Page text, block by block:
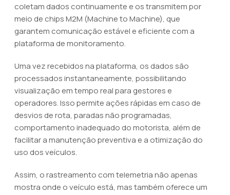
coletam dados continuamente e os transmitem por
meio de chips M2M (Machine to Machine), que
garantem comunicação estável e eficiente com a
plataforma de monitoramento.
Uma vez recebidos na plataforma, os dados são
processados instantaneamente, possibilitando
visualização em tempo real para gestores e
operadores. Isso permite ações rápidas em caso de
desvios de rota, paradas não programadas,
comportamento inadequado do motorista, além de
facilitar a manutenção preventiva e a otimização do
uso dos veículos.
Assim, o rastreamento com telemetria não apenas
mostra onde o veículo está, mas também oferece um